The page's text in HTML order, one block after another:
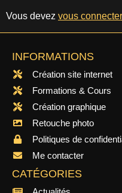
Vous devez vous connecter
INFORMATIONS
Création site internet
Formations & Cours
Création graphique
Retouche photo
Politiques de
Me contacter
CATÉGORIES